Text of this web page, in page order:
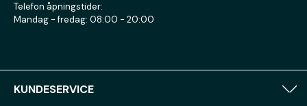
Telefon åpningstider:
Mandag - fredag: 08:00 - 20:00
KUNDESERVICE